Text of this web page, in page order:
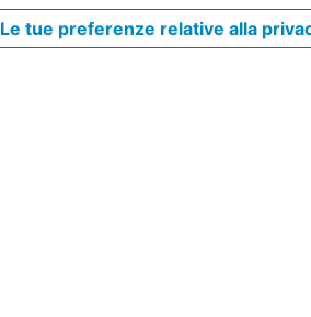
Le tue preferenze relative alla